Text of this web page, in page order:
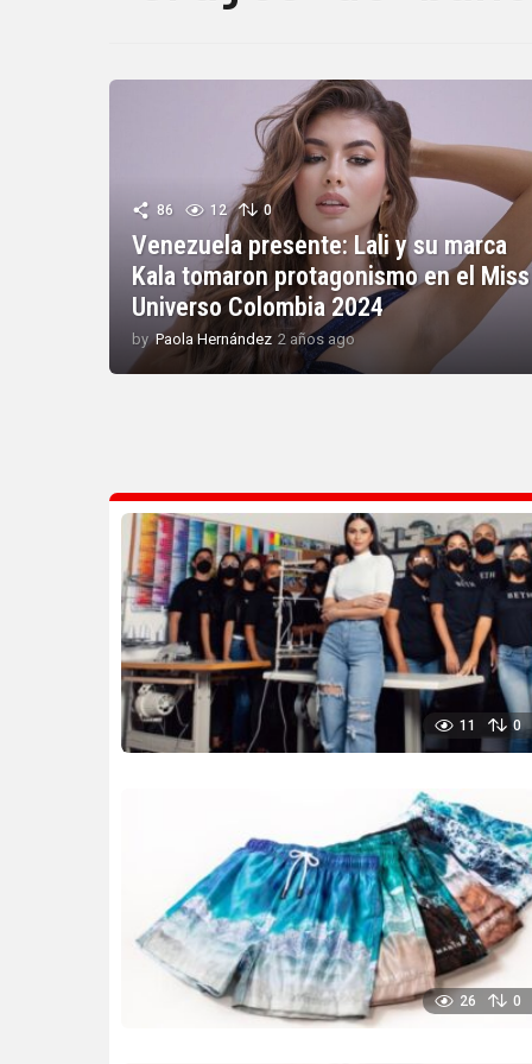
86 12 0
Venezuela presente: Lali y su marca
Kala tomaron protagonismo en el Miss
Universo Colombia 2024
by Paola Hernández 2 años ago
o
11 0
26 0